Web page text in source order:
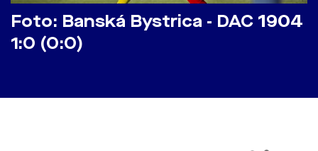
Foto: Banská Bystrica - DAC 1904
1:0 (0:0)